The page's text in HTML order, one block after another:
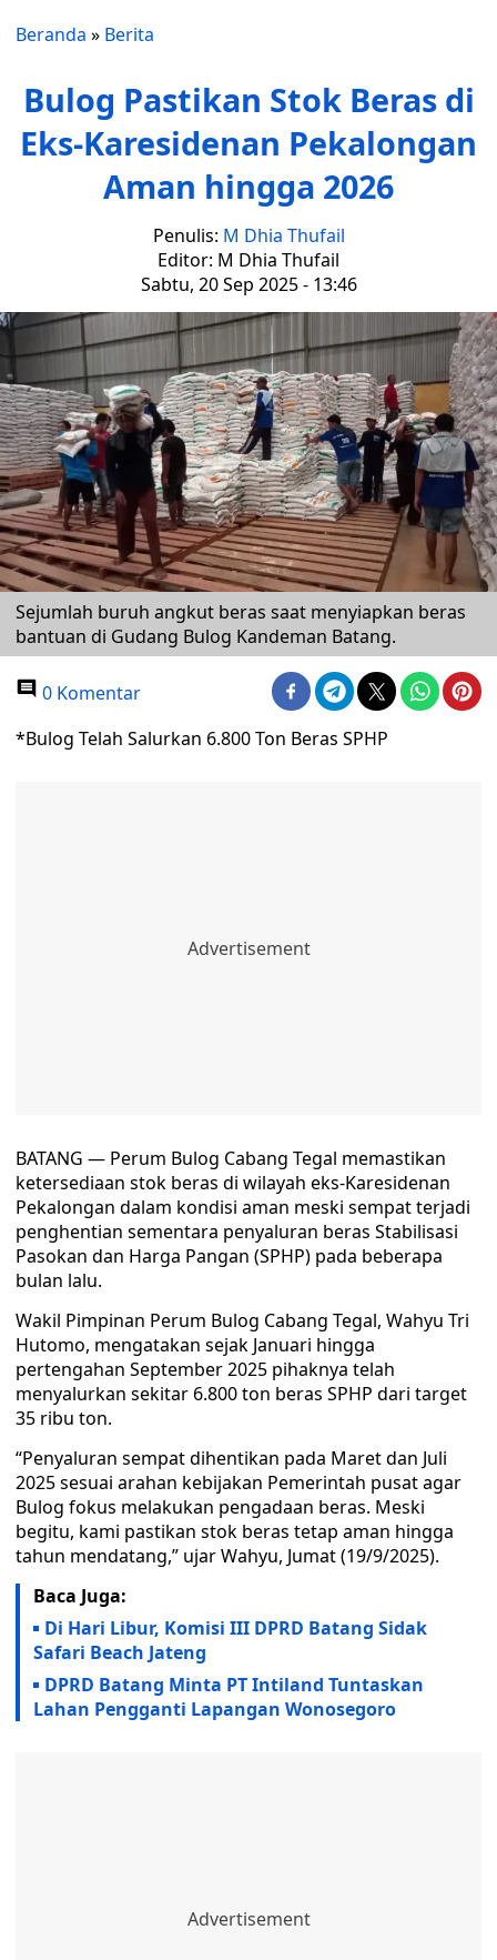
Beranda » Berita
Bulog Pastikan Stok Beras di
Eks-Karesidenan Pekalongan
Aman hingga 2026
Penulis: M Dhia Thufail
Editor: M Dhia Thufail
Sabtu, 20 Sep 2025 - 13:46
Sejumlah buruh angkut beras saat menyiapkan beras
bantuan di Gudang Bulog Kandeman Batang.
0 Komentar
*Bulog Telah Salurkan 6.800 Ton Beras SPHP
BATANG — Perum Bulog Cabang Tegal memastikan
ketersediaan stok beras di wilayah eks-Karesidenan
Pekalongan dalam kondisi aman meski sempat terjadi
penghentian sementara penyaluran beras Stabilisasi
Pasokan dan Harga Pangan (SPHP) pada beberapa
bulan lalu.
Wakil Pimpinan Perum Bulog Cabang Tegal, Wahyu Tri
Hutomo, mengatakan sejak Januari hingga
pertengahan September 2025 pihaknya telah
menyalurkan sekitar 6.800 ton beras SPHP dari target
35 ribu ton.
“Penyaluran sempat dihentikan pada Maret dan Juli
2025 sesuai arahan kebijakan Pemerintah pusat agar
Bulog fokus melakukan pengadaan beras. Meski
begitu, kami pastikan stok beras tetap aman hingga
tahun mendatang,” ujar Wahyu, Jumat (19/9/2025).
Baca Juga:
Di Hari Libur, Komisi III DPRD Batang Sidak
Safari Beach Jateng
DPRD Batang Minta PT Intiland Tuntaskan
Lahan Pengganti Lapangan Wonosegoro